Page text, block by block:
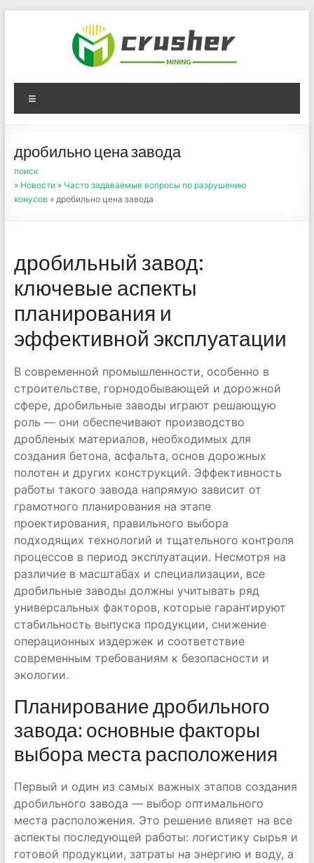
Оборудование для
дробления угля,
измельчения печного
порошка
дробильно цена завода
поиск
» Новости» Часто задаваемые вопросы по разрушению
конусов » дробильно цена завода
дробильный завод:
ключевые аспекты
планирования и
эффективной эксплуатации
В современной промышленности, особенно в
строительстве, горнодобывающей и дорожной
сфере, дробильные заводы играют решающую
роль — они обеспечивают производство
дробленых материалов, необходимых для
создания бетона, асфальта, основ дорожных
полотен и других конструкций. Эффективность
работы такого завода напрямую зависит от
грамотного планирования на этапе
проектирования, правильного выбора
подходящих технологий и тщательного контроля
процессов в период эксплуатации. Несмотря на
различие в масштабах и специализации, все
дробильные заводы должны учитывать ряд
универсальных факторов, которые гарантируют
стабильность выпуска продукции, снижение
операционных издержек и соответствие
современным требованиям к безопасности и
экологии.
Планирование дробильного
завода: основные факторы
выбора места расположения
Первый и один из самых важных этапов создания
дробильного завода — выбор оптимального
места расположения. Это решение влияет на все
аспекты последующей работы: логистику сырья и
готовой продукции, затраты на энергию и воду, а